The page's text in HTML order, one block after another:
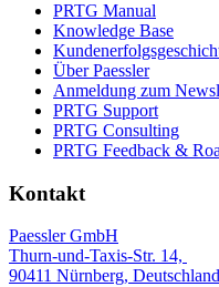
PRTG Manual
Knowledge Base
Über Paessler
Anmeldung zum
PRTG Support
PRTG Consulting
PRTG Feedback &
Kontakt
Paessler GmbH
Thurn-und-Taxis-Str. 14,
90411 Nürnberg, Deutschland